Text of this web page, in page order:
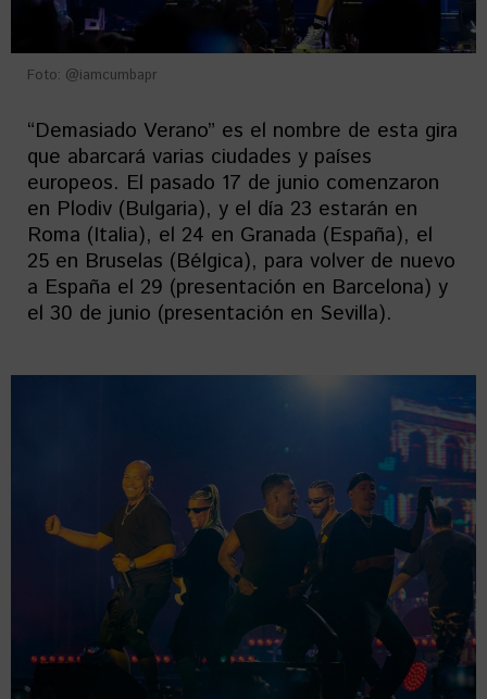
Foto: @iamcumbapr
“Demasiado Verano” es el nombre de esta gira
que abarcará varias ciudades y países
europeos. El pasado 17 de junio comenzaron
en Plodiv (Bulgaria), y el día 23 estarán en
Roma (Italia), el 24 en Granada (España), el
25 en Bruselas (Bélgica), para volver de nuevo
a España el 29 (presentación en Barcelona) y
el 30 de junio (presentación en Sevilla).